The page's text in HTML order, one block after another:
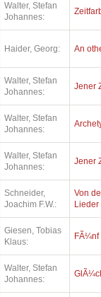
Walter, Stefan
Johannes:
Haider, Georg: An
Walter, Stefan
Johannes:
Jener
Walter, Stefan
Johannes:
Walter, Stefan
Johannes:
Jener
Schneider,
Joachim F.W.:
Von
Lieder
Giesen, Tobias
Klaus:
FÃ¼nf
Walter, Stefan
Johannes: